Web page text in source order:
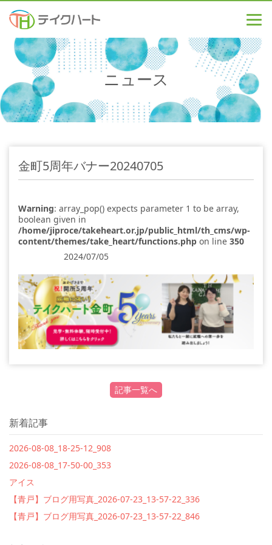
ニュース
金町5周年バナー20240705
Warning: array_pop() expects parameter 1 to be array,
boolean given in
/home/jiproce/takeheart.or.jp/public_html/th_cms/wp-
content/themes/take_heart/functions.php on line 350
2024/07/05
記事一覧へ
新着記事
2026-08-08_18-25-12_908
2026-08-08_17-50-00_353
アイス
【青戸】ブログ用写真_2026-07-23_13-57-22_336
【青戸】ブログ用写真_2026-07-23_13-57-22_846